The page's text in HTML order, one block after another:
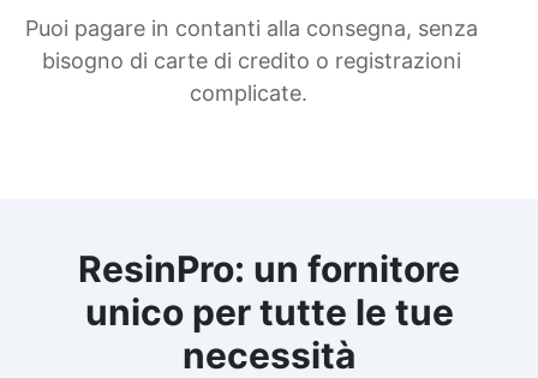
Puoi pagare in contanti alla consegna, senza
bisogno di carte di credito o registrazioni
complicate.
ResinPro: un fornitore
unico per tutte le tue
necessità